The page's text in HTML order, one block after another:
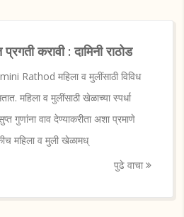
करावी : दामिनी राठोड
Rathod महिला व मुलींसाठी विविध
महिला व मुलींसाठी खेळाच्या स्पर्धा
गुणांना वाव देण्याकरीता अशा प्रमाणे
महिला व मुली खेळामध्
पुढे वाचा